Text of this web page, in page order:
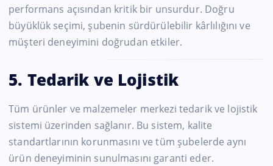
performans açısından kritik bir unsurdur. Doğru
büyüklük seçimi, şubenin sürdürülebilir kârlılığını ve
müşteri deneyimini doğrudan etkiler.
5. Tedarik ve Lojistik
Tüm ürünler ve malzemeler merkezi tedarik ve lojistik
sistemi üzerinden sağlanır. Bu sistem, kalite
standartlarının korunmasını ve tüm şubelerde aynı
ürün deneyiminin sunulmasını garanti eder.